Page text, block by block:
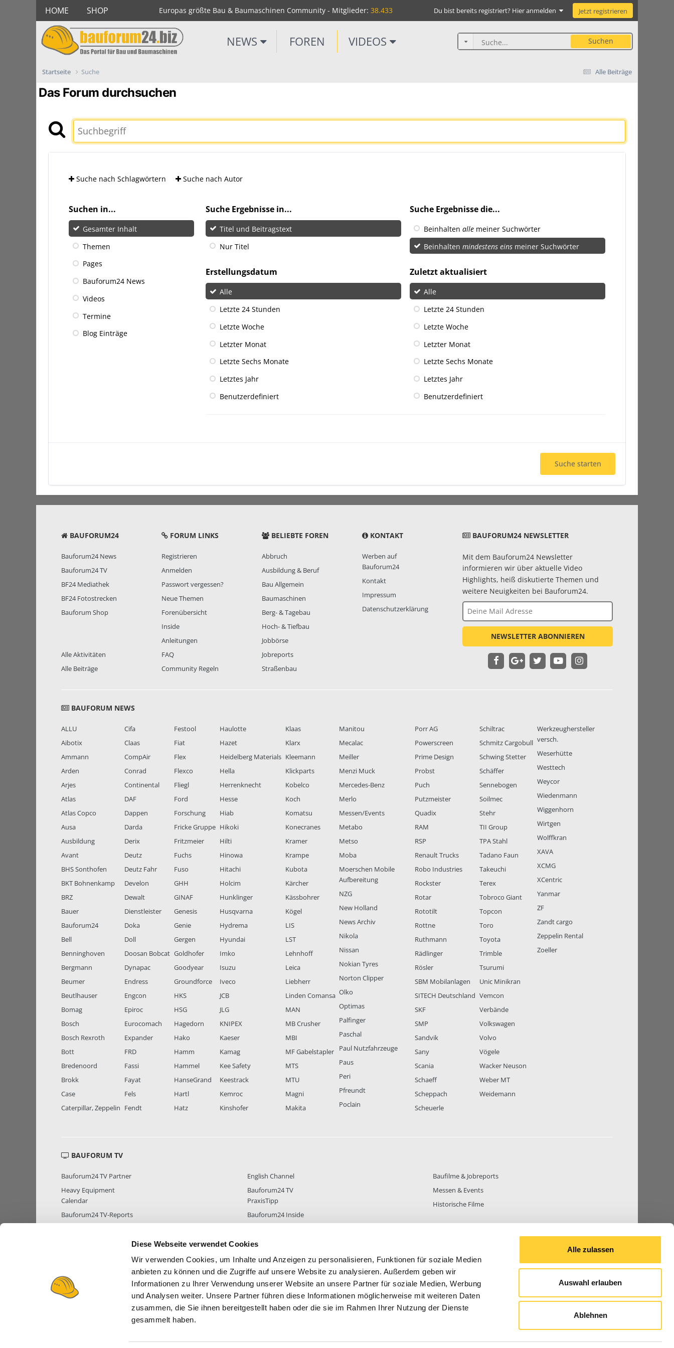
Diese Webseite verwendet Cookies
Wir verwenden Cookies, um Inhalte und Anzeigen zu personalisieren, Funktionen für soziale Medien
anbieten zu können und die Zugriffe auf unsere Website zu analysieren. Außerdem geben wir
Informationen zu Ihrer Verwendung unserer Website an unsere Partner für soziale Medien, Werbung
und Analysen weiter. Unsere Partner führen diese Informationen möglicherweise mit weiteren Daten
zusammen, die Sie ihnen bereitgestellt haben oder die sie im Rahmen Ihrer Nutzung der Dienste
gesammelt haben.
Alle zulassen
Auswahl erlauben
Ablehnen
HOME SHOP Europas größte Bau & Baumaschinen Community - Mitglieder: 38.433 Du bist bereits registriert? Hier anmelden Jetzt registrieren
NEWS FOREN VIDEOS Suchen
Alle Beiträge
Startseite Suche
Das Forum durchsuchen
Suche nach Schlagwörtern Suche nach Autor
Suchen in...
Gesamter Inhalt
Themen
Pages
Bauforum24 News
Videos
Termine
Blog Einträge
Suche Ergebnisse in...
Titel und Beitragstext
Nur Titel
Suche Ergebnisse die...
Beinhaltenalle meiner Suchwörter
Beinhaltenmindestens eins meiner Suchwörter
Erstellungsdatum
Alle
Letzte 24 Stunden
Letzte Woche
Letzter Monat
Letzte Sechs Monate
Letztes Jahr
Benutzerdefiniert
Zuletzt aktualisiert
Alle
Letzte 24 Stunden
Letzte Woche
Letzter Monat
Letzte Sechs Monate
Letztes Jahr
Benutzerdefiniert
Suche starten
BAUFORUM24
Bauforum24 News
Bauforum24 TV
BF24 Mediathek
BF24 Fotostrecken
Bauforum Shop
Alle Aktivitäten
Alle Beiträge
FORUM LINKS
Registrieren
Anmelden
Passwort vergessen?
Neue Themen
Forenübersicht
Inside
Anleitungen
FAQ
Community Regeln
BELIEBTE FOREN
Abbruch
Ausbildung & Beruf
Bau Allgemein
Baumaschinen
Berg- & Tagebau
Hoch- & Tiefbau
Jobbörse
Jobreports
Straßenbau
KONTAKT
Werben auf
Bauforum24
Kontakt
Impressum
Datenschutzerklärung
BAUFORUM24 NEWSLETTER
Mit dem Bauforum24 Newsletter
informieren wir über aktuelle Video
Highlights, heiß diskutierte Themen und
weitere Neuigkeiten bei Bauforum24.
NEWSLETTER ABONNIEREN
BAUFORUM NEWS
ALLU
Aibotix
Ammann
Arden
Arjes
Atlas
Atlas Copco
Ausa
Ausbildung
Avant
BHS Sonthofen
BKT Bohnenkamp
BRZ
Bauer
Bauforum24
Bell
Benninghoven
Bergmann
Beumer
Beutlhauser
Bomag
Bosch
Bosch Rexroth
Bott
Bredenoord
Brokk
Case
Caterpillar, Zeppelin
Cifa
Claas
CompAir
Conrad
Continental
DAF
Dappen
Darda
Derix
Deutz
Deutz Fahr
Develon
Dewalt
Dienstleister
Doka
Doll
Doosan Bobcat
Dynapac
Endress
Engcon
Epiroc
Eurocomach
Expander
FRD
Fassi
Fayat
Fels
Fendt
Festool
Fiat
Flex
Flexco
Fliegl
Ford
Forschung
Fricke Gruppe
Fritzmeier
Fuchs
Fuso
GHH
GINAF
Genesis
Genie
Gergen
Goldhofer
Goodyear
Groundforce
HKS
HSG
Hagedorn
Hako
Hamm
Hammel
HanseGrand
Hartl
Hatz
Haulotte
Hazet
Heidelberg Materials
Hella
Herrenknecht
Hesse
Hiab
Hikoki
Hilti
Hinowa
Hitachi
Holcim
Hunklinger
Husqvarna
Hydrema
Hyundai
Imko
Isuzu
Iveco
JCB
JLG
KNIPEX
Kaeser
Kamag
Kee Safety
Keestrack
Kemroc
Kinshofer
Klaas
Klarx
Kleemann
Klickparts
Kobelco
Koch
Komatsu
Konecranes
Kramer
Krampe
Kubota
Kärcher
Kässbohrer
Kögel
LIS
LST
Lehnhoff
Leica
Liebherr
Linden Comansa
MAN
MB Crusher
MBI
MF Gabelstapler
MTS
MTU
Magni
Makita
Manitou
Mecalac
Meiller
Menzi Muck
Mercedes-Benz
Merlo
Messen/Events
Metabo
Metso
Moba
Moerschen Mobile
Aufbereitung
NZG
New Holland
News Archiv
Nikola
Nissan
Nokian Tyres
Norton Clipper
Olko
Optimas
Palfinger
Paschal
Paul Nutzfahrzeuge
Paus
Peri
Pfreundt
Poclain
Porr AG
Powerscreen
Prime Design
Probst
Puch
Putzmeister
Quadix
RAM
RSP
Renault Trucks
Robo Industries
Rockster
Rotar
Rototilt
Rottne
Ruthmann
Rädlinger
Rösler
SBM Mobilanlagen
SITECH Deutschland
SKF
SMP
Sandvik
Sany
Scania
Schaeff
Scheppach
Scheuerle
Schiltrac
Schmitz Cargobull
Schwing Stetter
Schäffer
Sennebogen
Soilmec
Stehr
TII Group
TPA Stahl
Tadano Faun
Takeuchi
Terex
Tobroco Giant
Topcon
Toro
Toyota
Trimble
Tsurumi
Unic Minikran
Vemcon
Verbände
Volkswagen
Volvo
Vögele
Wacker Neuson
Weber MT
Weidemann
Werkzeughersteller
versch.
Weserhütte
Westtech
Weycor
Wiedenmann
Wiggenhorn
Wirtgen
Wolffkran
XAVA
XCMG
XCentric
Yanmar
ZF
Zandt cargo
Zeppelin Rental
Zoeller
BAUFORUM TV
Bauforum24 TV Partner
Heavy Equipment
Calendar
Bauforum24 TV-Reports
English Channel
Bauforum24 TV
PraxisTipp
Bauforum24 Inside
Baufilme & Jobreports
Messen & Events
Historische Filme
MITGLIEDER STATISTIK MITGLIEDER38.433 FOREN STATISTIK ALLE THEMEN BEITRÄGE GESAMT842.669
© 2026 Bauforum24.biz